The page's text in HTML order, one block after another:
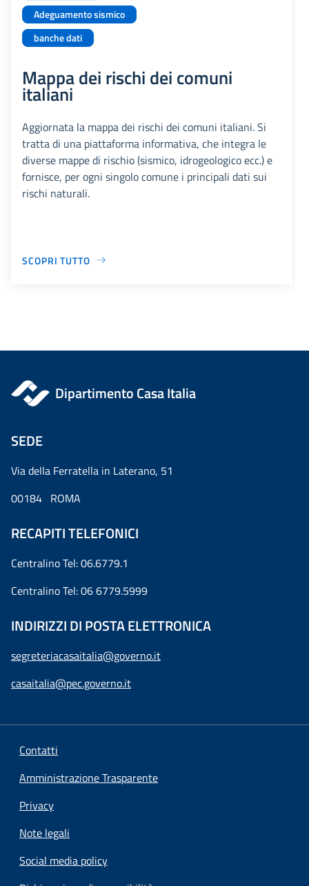
Adeguamento sismico
banche dati
Mappa dei rischi dei comuni
italiani
Aggiornata la mappa dei rischi dei comuni italiani. Si
tratta di una piattaforma informativa, che integra le
diverse mappe di rischio (sismico, idrogeologico ecc.) e
fornisce, per ogni singolo comune i principali dati sui
rischi naturali.
SCOPRI TUTTO
Dipartimento Casa Italia
SEDE
Via della Ferratella in Laterano, 51
00184 ROMA
RECAPITI TELEFONICI
Centralino Tel: 06.6779.1
Centralino Tel: 06 6779.5999
INDIRIZZI DI POSTA ELETTRONICA
segreteriacasaitalia@governo.it
casaitalia@pec.governo.it
Contatti
Amministrazione Trasparente
Privacy
Note legali
Social media policy